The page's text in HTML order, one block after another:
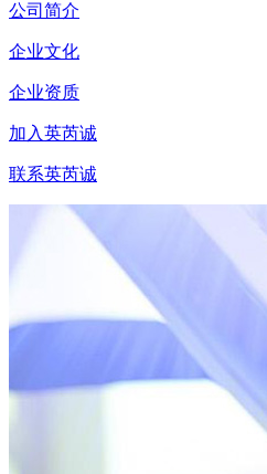
公司简介
企业文化
企业资质
加入英芮诚
联系英芮诚